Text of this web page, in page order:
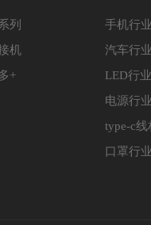
列
机
+
手机行业
汽车行业
LED行业
电源行业
type-c线
口罩行业